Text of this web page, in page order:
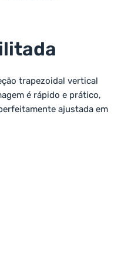
trapezoidal vertical
é rápido e prático,
ajustada em